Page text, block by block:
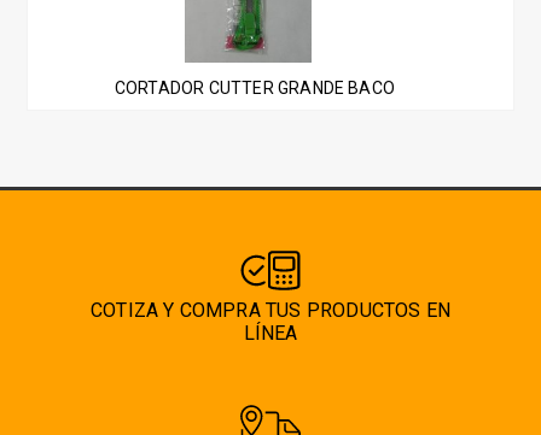
CORTADOR CUTTER GRANDE BACO
COTIZA Y COMPRA TUS PRODUCTOS EN
LÍNEA